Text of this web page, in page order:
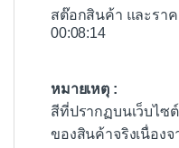
สต๊อกสินค้า และรา
00:08:14
หมายเหตุ :
สีที่ปรากฏบนเว็บไซ
ของสินค้าจริงเนื่อง